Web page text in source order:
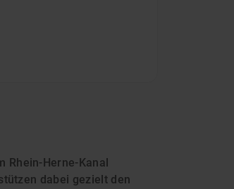
Rhein-Herne-Kanal
dabei gezielt den